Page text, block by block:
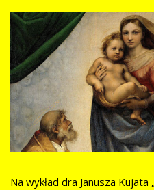
Na wykład dra Janusza